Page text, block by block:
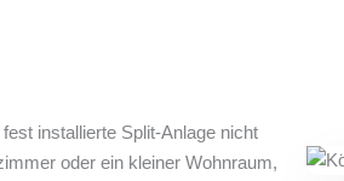
installierte Split-Anlage nicht
oder ein kleiner Wohnraum,